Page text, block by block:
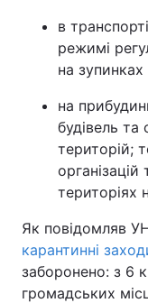
в
режимі
на
на
будівель та
територій;
територіях
Як повідомляв
карантинні
заборонено: з 6
громадських